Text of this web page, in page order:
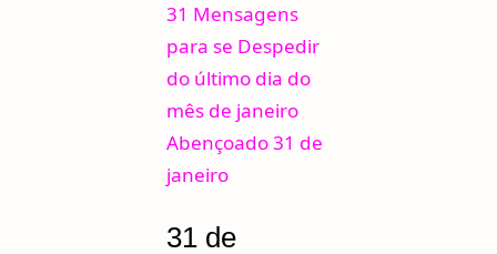
31 Mensagens
para se Despedir
do último dia do
mês de janeiro
Abençoado 31 de
janeiro
31 de